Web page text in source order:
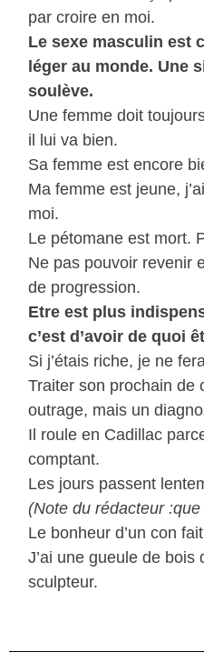
par croire en moi.
Le sexe masculin est
léger au monde. Une
soulève.
Une femme doit
il lui va bien.
Sa femme est encore
Ma femme est jeune,
moi.
Le pétomane est mort.
Ne pas pouvoir revenir
de progression.
Etre est plus
c’est d’avoir de quoi
Si j’étais riche, je ne
Traiter son prochain de
outrage, mais un
Il roule en Cadillac
comptant.
Les jours passent
(Note du rédacteur
Le bonheur d’un con
J’ai une gueule de bois
sculpteur.